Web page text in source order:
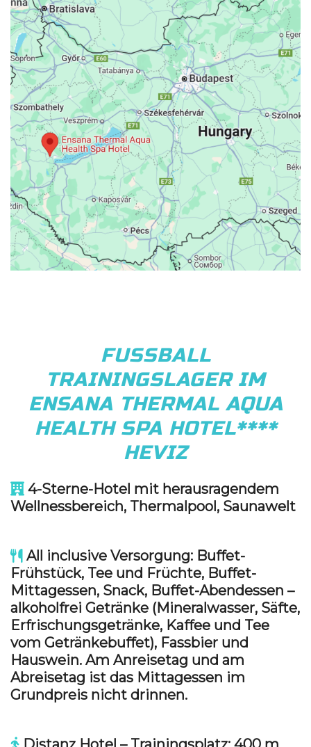
FUSSBALL
TRAININGSLAGER IM
ENSANA THERMAL AQUA
HEALTH SPA HOTEL****
HEVIZ
4-Sterne-Hotel mit herausragendem
Wellnessbereich, Thermalpool, Saunawelt
All inclusive Versorgung: Buffet-
Frühstück, Tee und Früchte, Buffet-
Mittagessen, Snack, Buffet-Abendessen –
alkoholfrei Getränke (Mineralwasser, Säfte,
Erfrischungsgetränke, Kaffee und Tee
vom Getränkebuffet), Fassbier und
Hauswein. Am Anreisetag und am
Abreisetag ist das Mittagessen im
Grundpreis nicht drinnen.